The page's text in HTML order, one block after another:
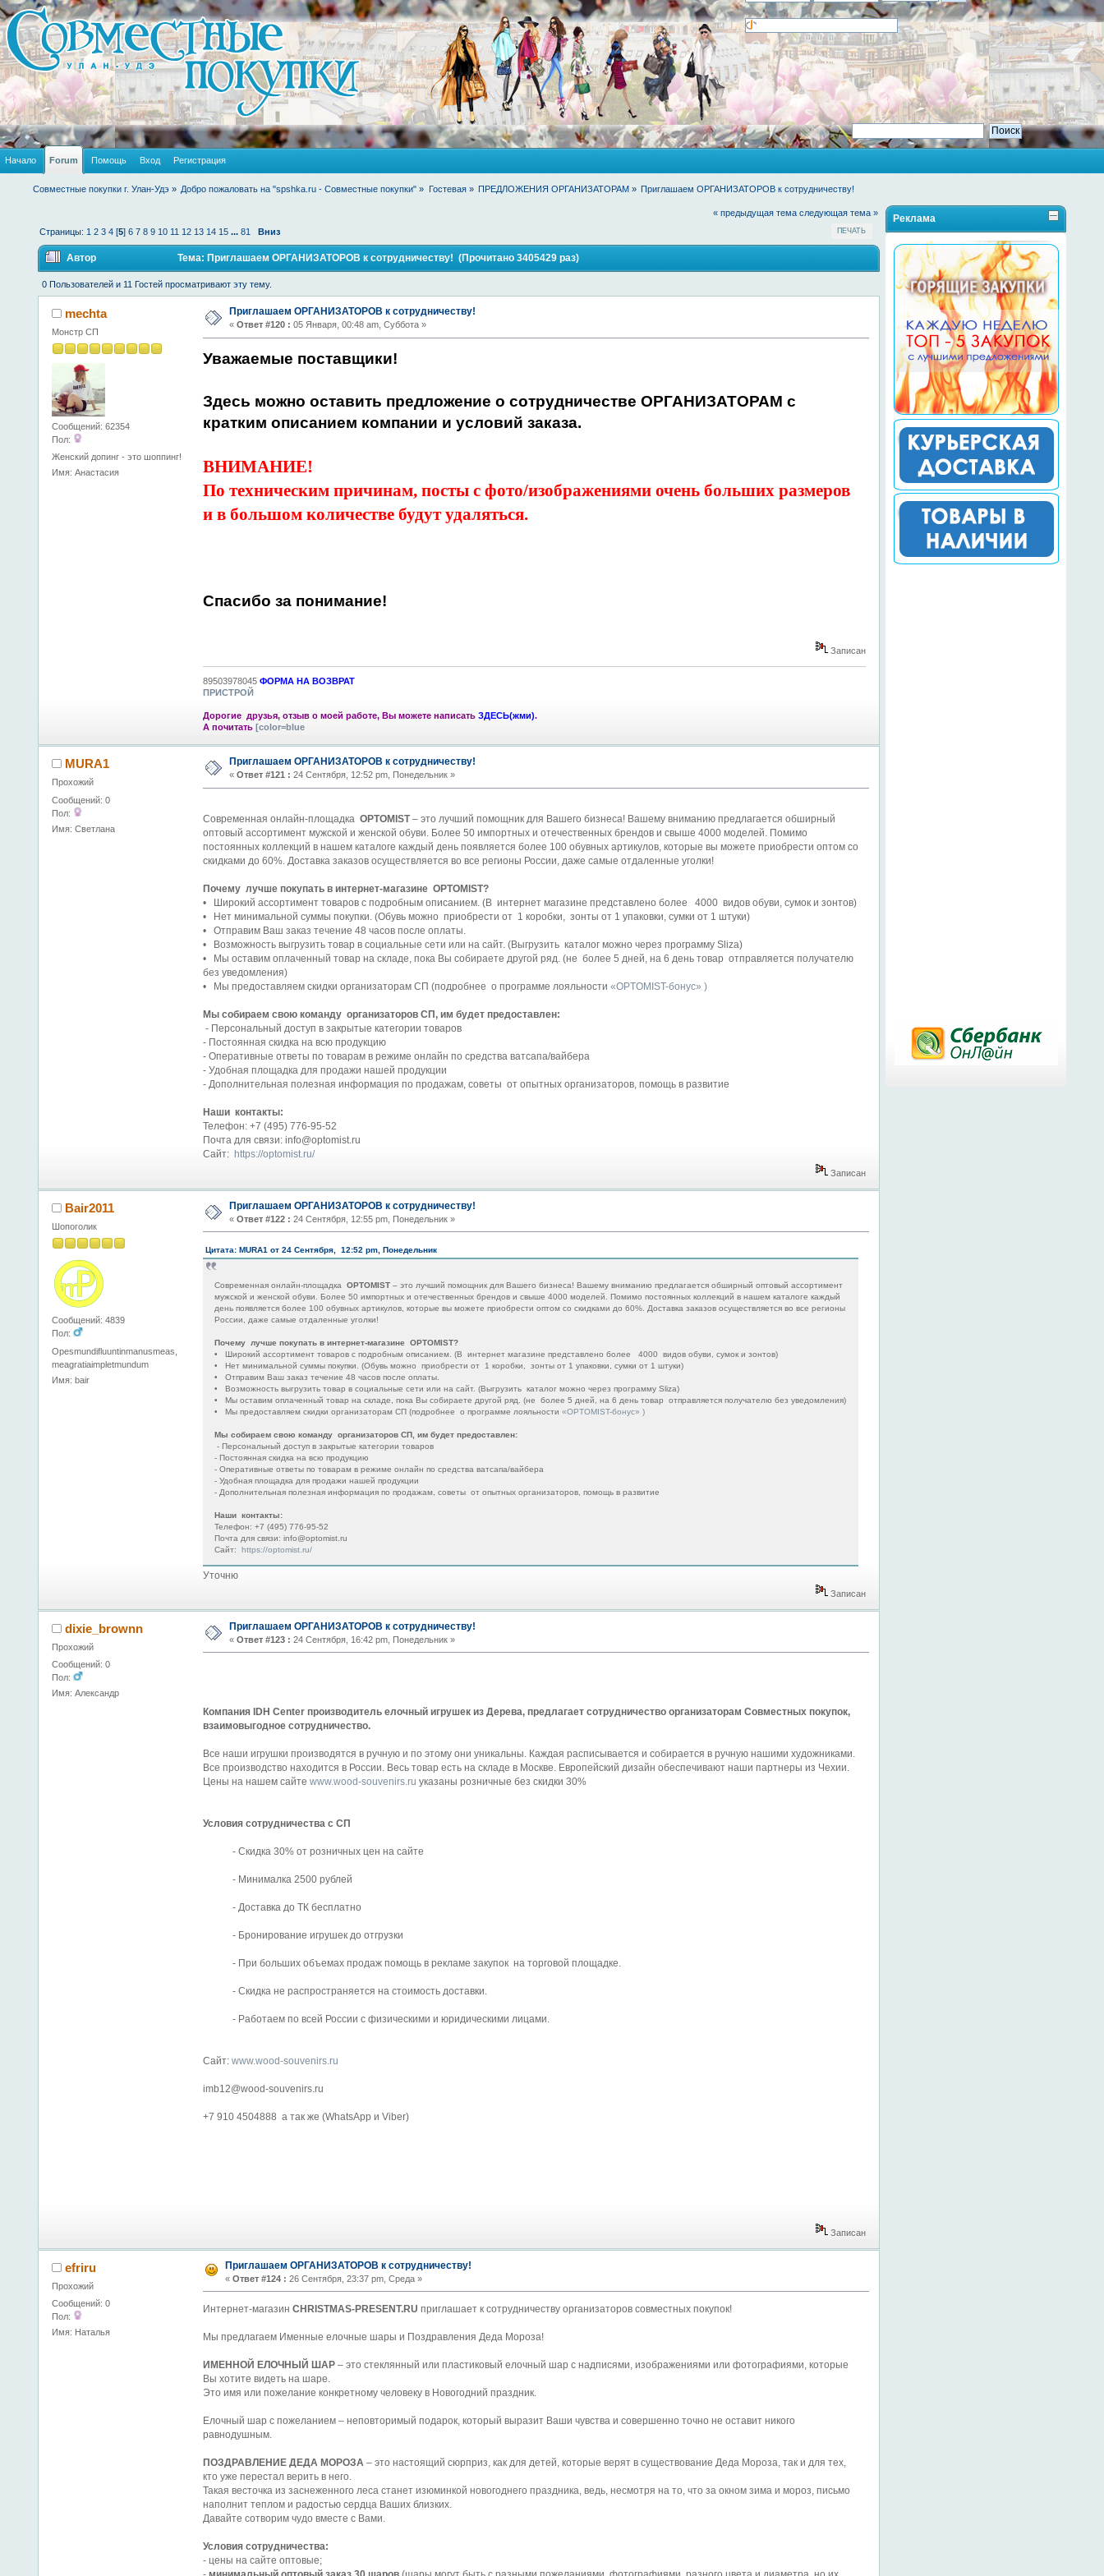
Начало Forum Помощь Вход Регистрация
Совместные покупки г. Улан-Удэ » Добро пожаловать на "spshka.ru - Совместные покупки" » Гостевая» ПРЕДЛОЖЕНИЯ ОРГАНИЗАТОРАМ » Приглашаем ОРГАНИЗАТОРОВ к сотрудничеству!
« предыдущая тема следующая тема »
ПЕЧАТЬ
Страницы: 1 2 3 4 [5]6 7 8 9 10 11 12 13 14 15 ...81 Вниз
Автор Тема: Приглашаем ОРГАНИЗАТОРОВ к сотрудничеству! (Прочитано 3405429 раз)
0 Пользователей и 11 Гостей просматривают эту тему.
mechta
Монстр СП
Сообщений: 62354
Пол:
Женский допинг - это шоппинг!
Имя: Анастасия
Приглашаем ОРГАНИЗАТОРОВ к сотрудничеству!
« Ответ #120 : 05 Января, 00:48 am, Суббота »
Уважаемые поставщики!
Здесь можно оставить предложение о сотрудничестве ОРГАНИЗАТОРАМ с
кратким описанием компании и условий заказа.
ВНИМАНИЕ!
По техническим причинам, посты с фото/изображениями очень больших размеров
и в большом количестве будут удаляться.
Спасибо за понимание!
Записан
89503978045 ФОРМА НА ВОЗВРАТ
ПРИСТРОЙ
Дорогие друзья, отзыв о моей работе, Вы можете написать ЗДЕСЬ(жми).
А почитать [color=blue
MURA1
Прохожий
Сообщений: 0
Пол:
Имя: Светлана
Приглашаем ОРГАНИЗАТОРОВ к сотрудничеству!
« Ответ #121 : 24 Сентября, 12:52 pm, Понедельник »
Современная онлайн-площадка OPTOMIST– это лучший помощник для Вашего бизнеса! Вашему вниманию предлагается обширный
оптовый ассортимент мужской и женской обуви. Более 50 импортных и отечественных брендов и свыше 4000 моделей. Помимо
постоянных коллекций в нашем каталоге каждый день появляется более 100 обувных артикулов, которые вы можете приобрести оптом со
скидками до 60%. Доставка заказов осуществляется во все регионы России, даже самые отдаленные уголки!
Почему лучше покупать в интернет-магазине OPTOMIST?
• Широкий ассортимент товаров с подробным описанием. (В интернет магазине представлено более 4000 видов обуви, сумок и зонтов)
• Нет минимальной суммы покупки. (Обувь можно приобрести от 1 коробки, зонты от 1 упаковки, сумки от 1 штуки)
• Отправим Ваш заказ течение 48 часов после оплаты.
• Возможность выгрузить товар в социальные сети или на сайт. (Выгрузить каталог можно через программу Sliza)
• Мы оставим оплаченный товар на складе, пока Вы собираете другой ряд. (не более 5 дней, на 6 день товар отправляется получателю
без уведомления)
• Мы предоставляем скидки организаторам СП (подробнее о программе лояльности «OPTOMIST-бонус» )
Мы собираем свою команду организаторов СП, им будет предоставлен:
- Персональный доступ в закрытые категории товаров
- Постоянная скидка на всю продукцию
- Оперативные ответы по товарам в режиме онлайн по средства ватсапа/вайбера
- Удобная площадка для продажи нашей продукции
- Дополнительная полезная информация по продажам, советы от опытных организаторов, помощь в развитие
Наши контакты:
Телефон: +7 (495) 776-95-52
Почта для связи: info@optomist.ru
Сайт: https://optomist.ru/
Записан
Bair2011
Шопоголик
Сообщений: 4839
Пол:
Opesmundifluuntinmanusmeas,
meagratiaimpletmundum
Имя: bair
Приглашаем ОРГАНИЗАТОРОВ к сотрудничеству!
« Ответ #122 : 24 Сентября, 12:55 pm, Понедельник »
Цитата: MURA1 от 24 Сентября, 12:52 pm, Понедельник
Современная онлайн-площадка OPTOMIST– это лучший помощник для Вашего бизнеса! Вашему вниманию предлагается обширный оптовый ассортимент
мужской и женской обуви. Более 50 импортных и отечественных брендов и свыше 4000 моделей. Помимо постоянных коллекций в нашем каталоге каждый
день появляется более 100 обувных артикулов, которые вы можете приобрести оптом со скидками до 60%. Доставка заказов осуществляется во все регионы
России, даже самые отдаленные уголки!
Почему лучше покупать в интернет-магазине OPTOMIST?
• Широкий ассортимент товаров с подробным описанием. (В интернет магазине представлено более 4000 видов обуви, сумок и зонтов)
• Нет минимальной суммы покупки. (Обувь можно приобрести от 1 коробки, зонты от 1 упаковки, сумки от 1 штуки)
• Отправим Ваш заказ течение 48 часов после оплаты.
• Возможность выгрузить товар в социальные сети или на сайт. (Выгрузить каталог можно через программу Sliza)
• Мы оставим оплаченный товар на складе, пока Вы собираете другой ряд. (не более 5 дней, на 6 день товар отправляется получателю без уведомления)
• Мы предоставляем скидки организаторам СП (подробнее о программе лояльности «OPTOMIST-бонус» )
Мы собираем свою команду организаторов СП, им будет предоставлен:
- Персональный доступ в закрытые категории товаров
- Постоянная скидка на всю продукцию
- Оперативные ответы по товарам в режиме онлайн по средства ватсапа/вайбера
- Удобная площадка для продажи нашей продукции
- Дополнительная полезная информация по продажам, советы от опытных организаторов, помощь в развитие
Наши контакты:
Телефон: +7 (495) 776-95-52
Почта для связи: info@optomist.ru
Сайт: https://optomist.ru/
Уточню
Записан
dixie_brownn
Прохожий
Сообщений: 0
Пол:
Имя: Александр
Приглашаем ОРГАНИЗАТОРОВ к сотрудничеству!
« Ответ #123 : 24 Сентября, 16:42 pm, Понедельник »
Компания IDH Center производитель елочный игрушек из Дерева, предлагает сотрудничество организаторам Совместных покупок,
взаимовыгодное сотрудничество.
Все наши игрушки производятся в ручную и по этому они уникальны. Каждая расписывается и собирается в ручную нашими художниками.
Все производство находится в России. Весь товар есть на складе в Москве. Европейский дизайн обеспечивают наши партнеры из Чехии.
Цены на нашем сайте www.wood-souvenirs.ru указаны розничные без скидки 30%
Условия сотрудничества с СП
- Скидка 30% от розничных цен на сайте
- Минималка 2500 рублей
- Доставка до ТК бесплатно
- Бронирование игрушек до отгрузки
- При больших объемах продаж помощь в рекламе закупок на торговой площадке.
- Скидка не распространяется на стоимость доставки.
- Работаем по всей России с физическими и юридическими лицами.
Сайт: www.wood-souvenirs.ru
imb12@wood-souvenirs.ru
+7 910 4504888 а так же (WhatsApp и Viber)
Записан
efriru
Прохожий
Сообщений: 0
Пол:
Имя: Наталья
Приглашаем ОРГАНИЗАТОРОВ к сотрудничеству!
« Ответ #124 : 26 Сентября, 23:37 pm, Среда »
Интернет-магазин CHRISTMAS-PRESENT.RU приглашает к сотрудничеству организаторов совместных покупок!
Мы предлагаем Именные елочные шары и Поздравления Деда Мороза!
ИМЕННОЙ ЕЛОЧНЫЙ ШАР– это стеклянный или пластиковый елочный шар с надписями, изображениями или фотографиями, которые
Вы хотите видеть на шаре.
Это имя или пожелание конкретному человеку в Новогодний праздник.
Елочный шар с пожеланием – неповторимый подарок, который выразит Ваши чувства и совершенно точно не оставит никого
равнодушным.
ПОЗДРАВЛЕНИЕ ДЕДА МОРОЗА– это настоящий сюрприз, как для детей, которые верят в существование Деда Мороза, так и для тех,
кто уже перестал верить в него.
Такая весточка из заснеженного леса станет изюминкой новогоднего праздника, ведь, несмотря на то, что за окном зима и мороз, письмо
наполнит теплом и радостью сердца Ваших близких.
Давайте сотворим чудо вместе с Вами.
Условия сотрудничества:
- цены на сайте оптовые;
Реклама